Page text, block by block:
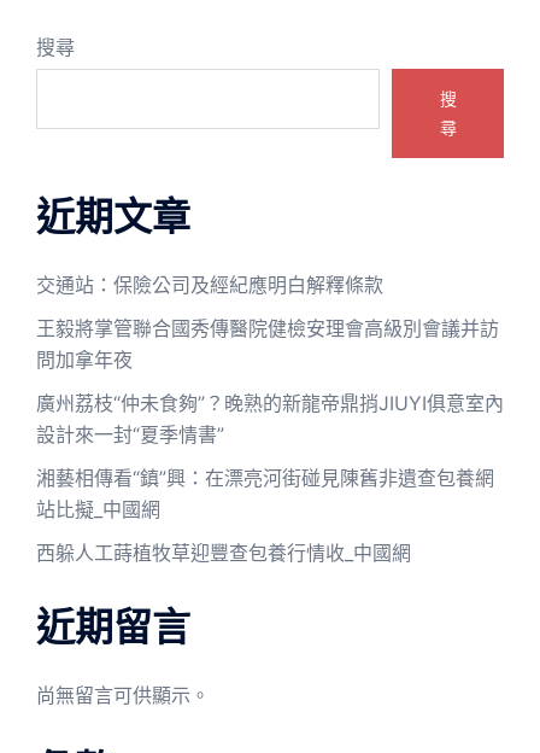
搜尋
搜
尋
近期文章
交通站：保險公司及經紀應明白解釋條款
王毅將掌管聯合國秀傳醫院健檢安理會高級別會議并訪
問加拿年夜
廣州荔枝“仲未食夠”？晚熟的新龍帝鼎捎JIUYI俱意室內
設計來一封“夏季情書”
湘藝相傳看“鎮”興：在漂亮河街碰見陳舊非遺查包養網
站比擬_中國網
西躲人工蒔植牧草迎豐查包養行情收_中國網
近期留言
尚無留言可供顯示。